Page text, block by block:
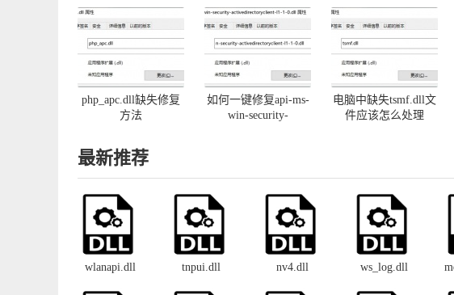
php_apc.dll缺失修复
方法
如何一键修复api-ms-
win-security-
电脑中缺失tsmf.dll文
件应该怎么处理
最新推荐
wlanapi.dll tnpui.dll nv4.dll ws_log.dll